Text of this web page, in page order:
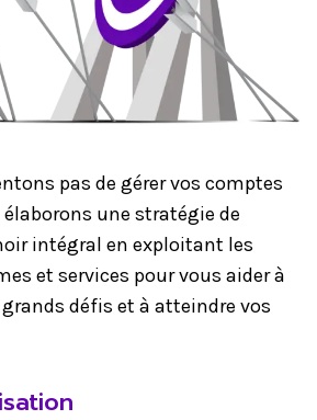
pas de gérer vos comptes
une stratégie de
intégral en exploitant les
et services pour vous aider à
défis et à atteindre vos